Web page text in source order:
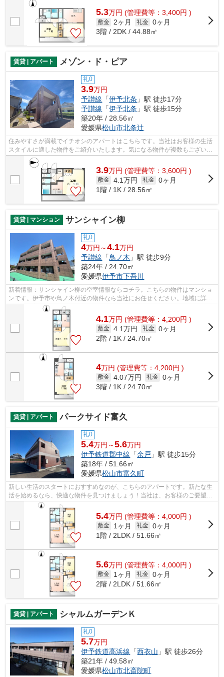
5.3万円 (管理費等：3,400円 )
敷金 2ヶ月 礼金 0ヶ月
3階 / 2DK / 44.88㎡
賃貸 | アパート メゾン・ド・ピア
礼0
3.9万円
予讃線 「伊予北条 」駅 徒歩17分
予讃線 「伊予北条 」駅 徒歩15分
築20年 / 28.56㎡
愛媛県松山市北条辻
住みやすさが満載でイチオシのアパートはこちらです。当社はお客様の生活
スタイルに適した物件をご紹介いたします。気になる物件が複数もございま
したら、お気軽に当社へご連絡下さい。
3.9万円 (管理費等：3,600円 )
敷金 4.1万円 礼金 0ヶ月
1階 / 1K / 28.56㎡
賃貸 | マンション サンシャイン柳
礼0
4万円～4.1万円
予讃線 「鳥ノ木 」駅 徒歩9分
築24年 / 24.70㎡
愛媛県伊予市下吾川
新着情報：サンシャイン柳の空室情報ならコチラ。こちらの物件はマンショ
ンです。伊予市や鳥ノ木付近の物件なら当社にお任せください。地域に詳し
い経験豊富なスタッフがお部屋探しを...
4.1万円 (管理費等：4,200円 )
敷金 4.1万円 礼金 0ヶ月
2階 / 1K / 24.70㎡
4万円 (管理費等：4,200円 )
敷金 4.07万円 礼金 0ヶ月
3階 / 1K / 24.70㎡
賃貸 | アパート パークサイド富久
礼0
5.4万円～5.6万円
伊予鉄道郡中線 「余戸 」駅 徒歩15分
築18年 / 51.66㎡
愛媛県松山市富久町
新しい生活のスタートにおすすめなのが、こちらのアパートです。新たな生
活を始めるなら、快適な物件を見つけましょう！当社は、お客様のご要望や
ニーズにお応えし、より快適な物件の...
5.4万円 (管理費等：4,000円 )
敷金 1ヶ月 礼金 0ヶ月
1階 / 2LDK / 51.66㎡
5.6万円 (管理費等：4,000円 )
敷金 1ヶ月 礼金 0ヶ月
2階 / 2LDK / 51.66㎡
賃貸 | アパート シャルムガーデンＫ
礼0
5.7万円
伊予鉄道高浜線 「西衣山 」駅 徒歩26分
築21年 / 49.58㎡
愛媛県松山市北斎院町